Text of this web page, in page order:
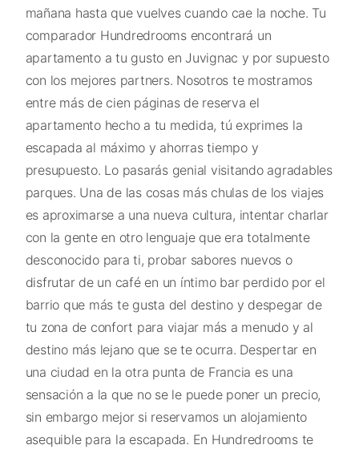
mañana hasta que vuelves cuando cae la noche. Tu
comparador Hundredrooms encontrará un
apartamento a tu gusto en Juvignac y por supuesto
con los mejores partners. Nosotros te mostramos
entre más de cien páginas de reserva el
apartamento hecho a tu medida, tú exprimes la
escapada al máximo y ahorras tiempo y
presupuesto. Lo pasarás genial visitando agradables
parques. Una de las cosas más chulas de los viajes
es aproximarse a una nueva cultura, intentar charlar
con la gente en otro lenguaje que era totalmente
desconocido para ti, probar sabores nuevos o
disfrutar de un café en un íntimo bar perdido por el
barrio que más te gusta del destino y despegar de
tu zona de confort para viajar más a menudo y al
destino más lejano que se te ocurra. Despertar en
una ciudad en la otra punta de Francia es una
sensación a la que no se le puede poner un precio,
sin embargo mejor si reservamos un alojamiento
asequible para la escapada. En Hundredrooms te